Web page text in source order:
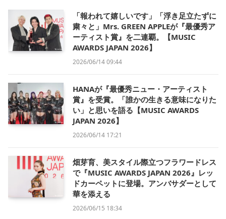
「報われて嬉しいです」「浮き足立たずに
粛々と」Mrs. GREEN APPLEが『最優秀ア
ーティスト賞』を二連覇。【MUSIC
AWARDS JAPAN 2026】
2026/06/14 09:44
HANAが『最優秀ニュー・アーティスト
賞』を受賞。「誰かの生きる意味になりた
い」と思いを語る【MUSIC AWARDS
JAPAN 2026】
2026/06/14 17:21
畑芽育、美スタイル際立つフラワードレス
で『MUSIC AWARDS JAPAN 2026』レッ
ドカーペットに登場。アンバサダーとして
華を添える
2026/06/15 18:34